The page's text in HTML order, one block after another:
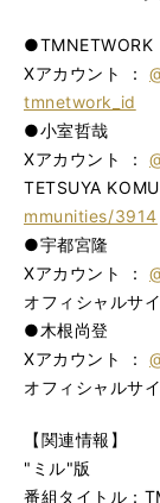
●TMNETWORK
Xアカウント ：
tmnetwork_id
●小室哲哉
Xアカウント ：
TETSUYA
mmunities/3914
●宇都宮隆
Xアカウント ：
オフィシャルサ
●木根尚登
Xアカウント ：
オフィシャルサ
【関連情報】
"ミル"版
番組タイトル：